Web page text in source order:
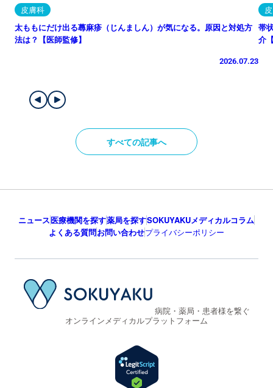
皮膚科
太ももにだけ出る蕁麻疹（じんましん）が気になる。原因と対処方
法は？【医師監修】
2026.07.23
帯
介
すべての記事へ
ニュース医療機関を探す薬局を探すSOKUYAKUメディカルコラム
よくある質問お問い合わせプライバシーポリシー
病院・薬局・患者様を繋ぐ
オンラインメディカルプラットフォーム